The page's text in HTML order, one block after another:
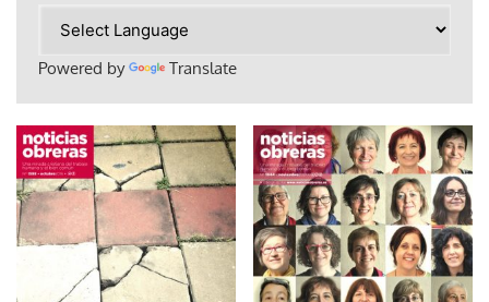
Powered by Translate